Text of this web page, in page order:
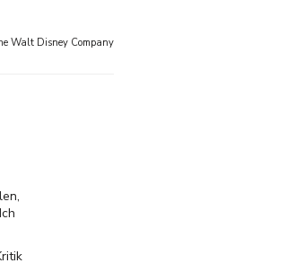
Walt Disney Company